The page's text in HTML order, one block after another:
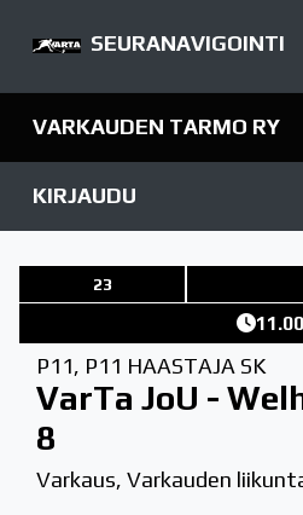
SEURANAVIGOINTI
VARKAUDEN TARMO RY
KIRJAUDU
23
11.00
P11, P11 HAASTAJA SK
VarTa JoU -
8
Varkaus, Varkauden